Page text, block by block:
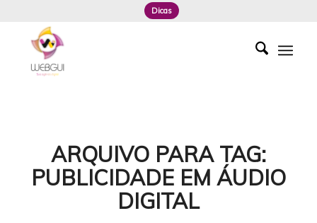
Dicas
ARQUIVO PARA TAG:
PUBLICIDADE EM ÁUDIO
DIGITAL